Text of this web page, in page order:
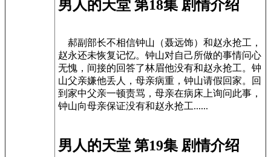
男人的天堂 第18集 剧情介绍
郝副部长不相信钟山（聂远饰）和赵永抢工，
赵永还未恢复记忆。钟山对自己所做的事情问心
无愧，间接的回答了林眉他没有和赵永抢工。钟
山父亲嫌他丢人，母亲病重，钟山请假回家。回
到家中父亲一顿责骂，母亲在病床上询问此事，
钟山向母亲保证没有和赵永抢工......
男人的天堂 第19集 剧情介绍